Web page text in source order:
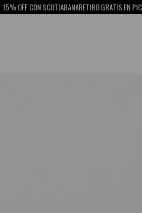
SCOTIABANKRETIRO GRATIS EN PICK UPENVÍOS A